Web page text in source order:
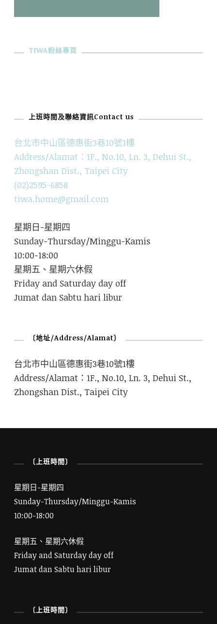
TIWA粉絲專頁
上班時間及聯絡資訊Contact us
台北市中山區德惠街3巷10號1樓
Address/Alamat：1F., No.10, Ln. 3, Dehui St.,
Zhongshan Dist., Taipei City
(02)2595-6858
tiwa.home@gmail.com
星期日-星期四
Sunday-Thursday/Minggu-Kamis
10:00-18:00
星期五、星期六休假
Friday and Saturday day off
Jumat dan Sabtu hari libur
〔地址/Address/Alamat〕
台北市中山區德惠街3巷10號1樓
Address/Alamat：1F., No.10, Ln. 3, Dehui St.,
Zhongshan Dist., Taipei City
〔上班時間〕
星期日-星期四
Sunday-Thursday/Minggu-Kamis
10:00-18:00
星期五、星期六休假
Friday and Saturday day off
Jumat dan Sabtu hari libur
〔上班時間〕